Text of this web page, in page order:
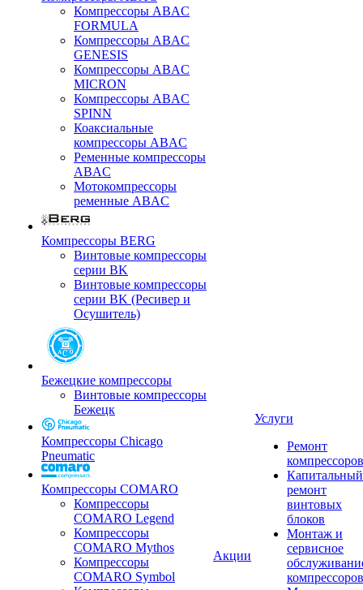
Компрессоры ABAC
FORMULA
Компрессоры ABAC
GENESIS
Компрессоры ABAC
MICRON
Компрессоры ABAC
SPINN
Коаксиальные
компрессоры ABAC
Ременные компрессоры
ABAC
Мотокомпрессоры
ременные ABAC
Компрессоры BERG
Винтовые компрессоры
серии BK
Винтовые компрессоры
серии BK (Ресивер и
Осушитель)
Бежецкие компрессоры
Винтовые компрессоры
Бежецк
Компрессоры Chicago
Pneumatic
Компрессоры COMARO
Компрессоры
COMARO Legend
Компрессоры
COMARO Mythos
Компрессоры
COMARO Symbol
Акции
Услуги
Ремонт
компрессоров
Капитальный
ремонт
винтовых
блоков
Монтаж и
сервисное
компрессоров